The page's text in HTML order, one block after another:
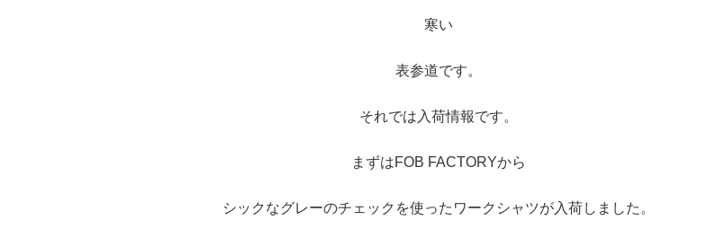
寒い
表参道です。
それでは入荷情報です。
まずはFOB FACTORYから
シックなグレーのチェックを使ったワークシャツが入荷しました。